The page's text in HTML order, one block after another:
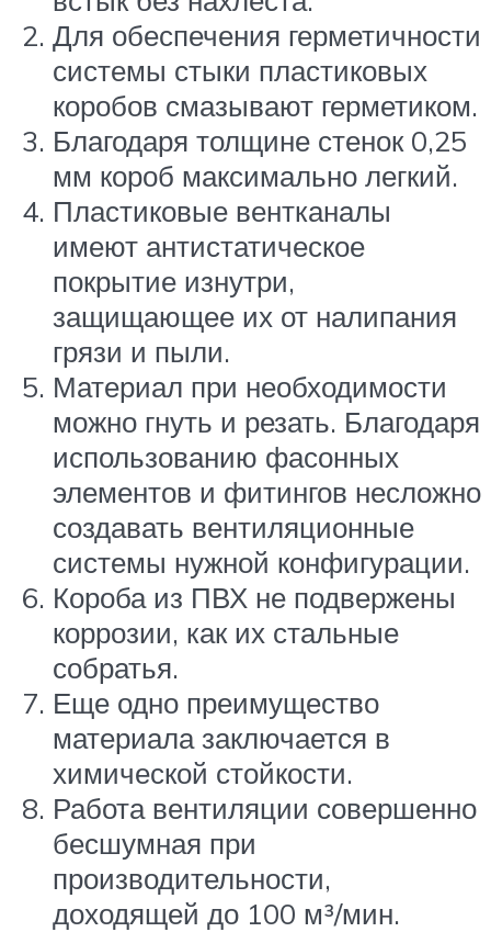
Для обеспечения герметичности
системы стыки пластиковых
коробов смазывают герметиком.
Благодаря толщине стенок 0,25
мм короб максимально легкий.
Пластиковые вентканалы
имеют антистатическое
покрытие изнутри,
защищающее их от налипания
грязи и пыли.
Материал при необходимости
можно гнуть и резать. Благодаря
использованию фасонных
элементов и фитингов несложно
создавать вентиляционные
системы нужной конфигурации.
Короба из ПВХ не подвержены
коррозии, как их стальные
собратья.
Еще одно преимущество
материала заключается в
химической стойкости.
Работа вентиляции совершенно
бесшумная при
производительности,
доходящей до 100 м³/мин.